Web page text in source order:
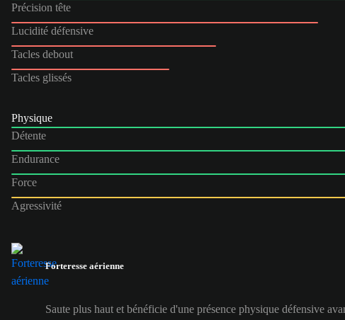
Précision tête
Lucidité défensive
Tacles debout
Tacles glissés
Physique
Détente
Endurance
Force
Agressivité
Forteresse aérienne
Saute plus haut et bénéficie d'une présence physique défensive